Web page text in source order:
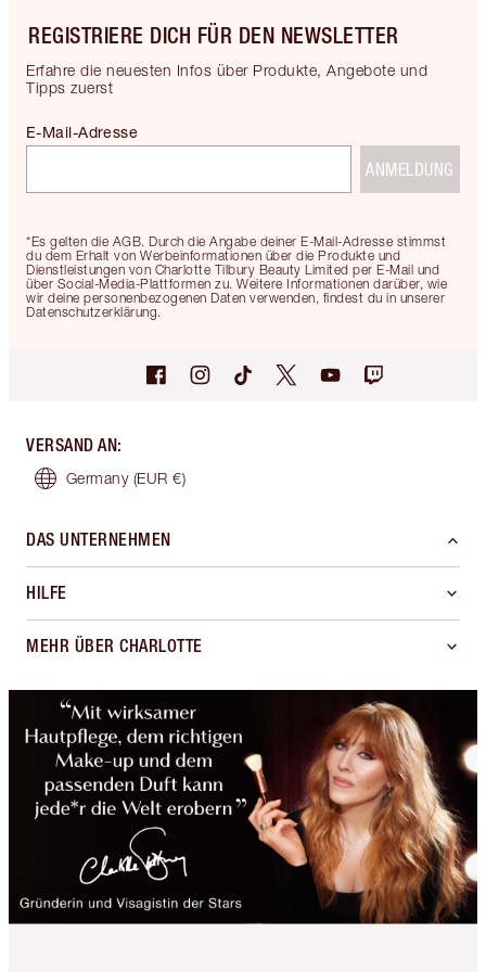
REGISTRIERE DICH FÜR DEN NEWSLETTER
Erfahre die neuesten Infos über Produkte, Angebote und
Tipps zuerst
*Es gelten die AGB. Durch die Angabe deiner E-Mail-Adresse stimmst
du dem Erhalt von Werbeinformationen über die Produkte und
Dienstleistungen von Charlotte Tilbury Beauty Limited per E-Mail und
über Social-Media-Plattformen zu. Weitere Informationen darüber, wie
wir deine personenbezogenen Daten verwenden, findest du in unserer
Datenschutzerklärung.
E-Mail-Adresse
ANMELDUNG
VERSAND AN:
Germany (EUR €)
DAS UNTERNEHMEN
HILFE
MEHR ÜBER CHARLOTTE